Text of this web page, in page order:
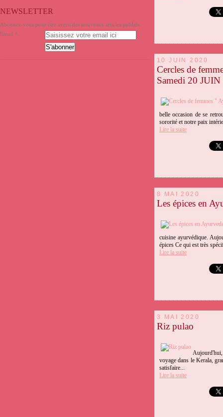
NEWSLETTER
Abonnez-vous pour être averti des nouveaux articles publiés.
Email
10 JUIN 2020
Cercles de
Samedi 20 JUIN
belle occasion de se
sororité et notre paix
Lire la suite
8 MAI 2020
Les épices en
cuisine ayurvédique.
épices Ce qui est très
Lire la suite
3 MAI 2020
Riz pulao
Aujourd'hui,
voyage dans le Kerala,
satisfaire...
Lire la suite